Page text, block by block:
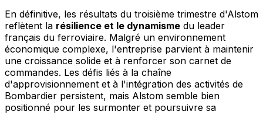
En définitive, les résultats du troisième trimestre d'Alstom
reflètent la résilience et le dynamisme du leader
français du ferroviaire. Malgré un environnement
économique complexe, l'entreprise parvient à maintenir
une croissance solide et à renforcer son carnet de
commandes. Les défis liés à la chaîne
d'approvisionnement et à l'intégration des activités de
Bombardier persistent, mais Alstom semble bien
positionné pour les surmonter et poursuivre sa